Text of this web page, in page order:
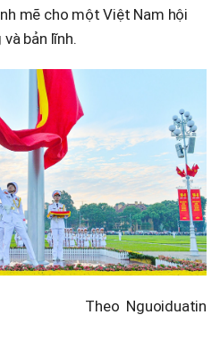
mẽ cho một Việt Nam hội
bản lĩnh.
Theo Nguoiduatin